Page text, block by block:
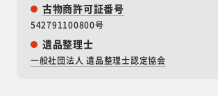
古物商許可証番号
542791100800号
遺品整理士
一般社団法人 遺品整理士認定協会